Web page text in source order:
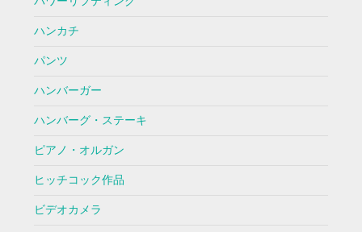
ハンカチ
パンツ
ハンバーガー
ハンバーグ・ステーキ
ピアノ・オルガン
ヒッチコック作品
ビデオカメラ